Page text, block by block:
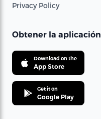
Privacy Policy
Obtener la aplicación
Download on the
App Store
Get it on
Google Play